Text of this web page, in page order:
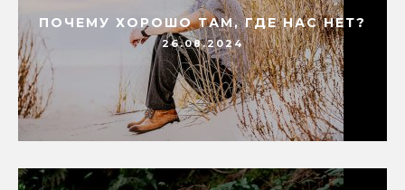
ПОЧЕМУ ХОРОШО ТАМ, ГДЕ НАС НЕТ?
26.08.2024